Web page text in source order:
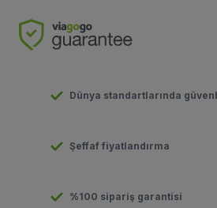
Dünya standartlarında
Şeffaf fiyatlandırma
%100 sipariş garantisi